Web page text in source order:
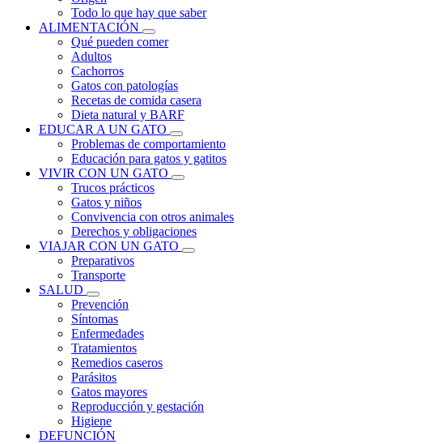
Todo lo que hay que saber
ALIMENTACIÓN
Qué pueden comer
Adultos
Cachorros
Gatos con patologías
Recetas de comida casera
Dieta natural y BARF
EDUCAR A UN GATO
Problemas de comportamiento
Educación para gatos y gatitos
VIVIR CON UN GATO
Trucos prácticos
Gatos y niños
Convivencia con otros animales
Derechos y obligaciones
VIAJAR CON UN GATO
Preparativos
Transporte
SALUD
Prevención
Síntomas
Enfermedades
Tratamientos
Remedios caseros
Parásitos
Gatos mayores
Reproducción y gestación
Higiene
DEFUNCIÓN